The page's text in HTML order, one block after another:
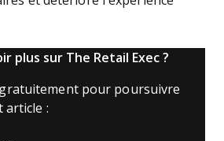
plus sur The Retail Exec ?
gratuitement pour poursuivre
article :